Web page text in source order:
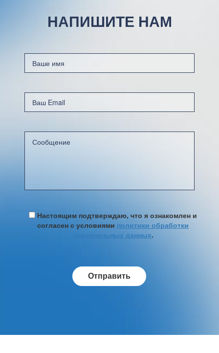
НАПИШИТЕ НАМ
Настоящим подтверждаю, что я ознакомлен и
согласен с условиями политики обработки
персональных данных.